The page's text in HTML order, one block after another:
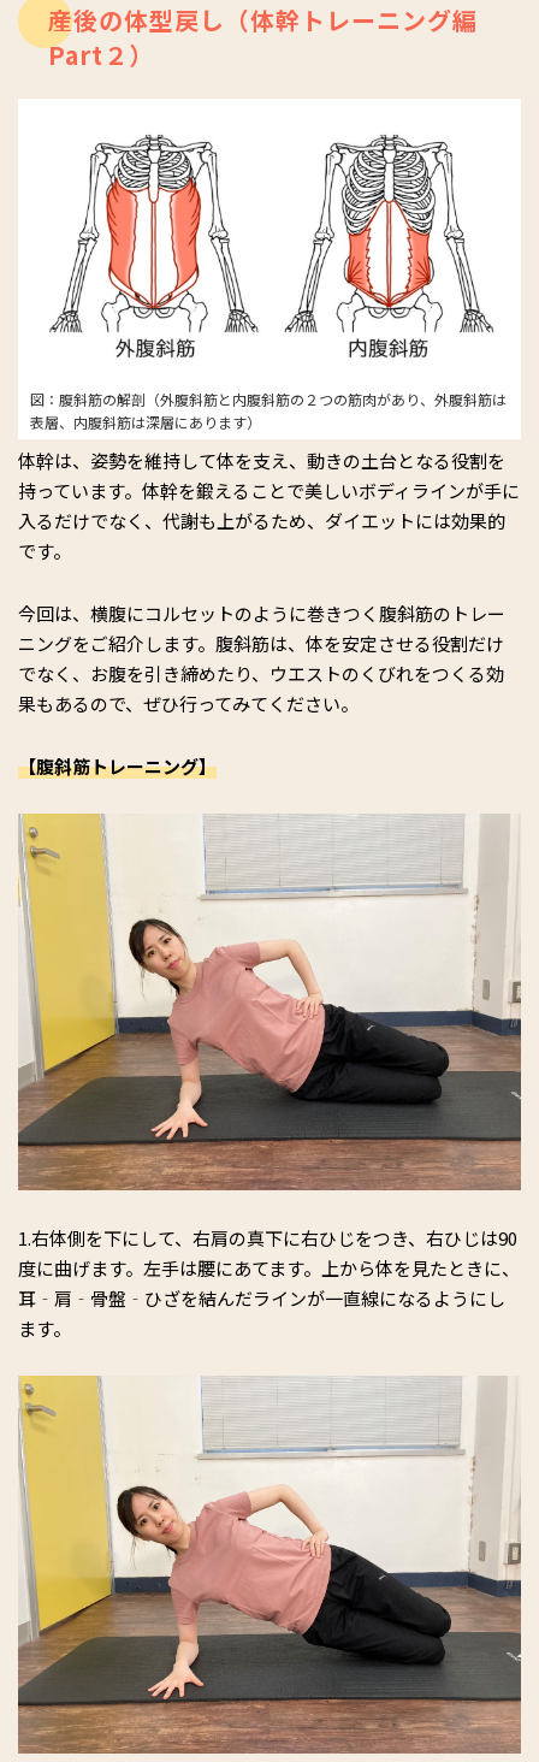
株式会社MEDI-TRAINリンク
Instagram（産前産後onlineチームケアMY Team）
産後の体型戻し（体幹トレーニング編
Part２）
図：腹斜筋の解剖（外腹斜筋と内腹斜筋の２つの筋肉があり、外腹斜筋は
表層、内腹斜筋は深層にあります）
体幹は、姿勢を維持して体を支え、動きの土台となる役割を
持っています。体幹を鍛えることで美しいボディラインが手に
入るだけでなく、代謝も上がるため、ダイエットには効果的
です。
今回は、横腹にコルセットのように巻きつく腹斜筋のトレー
ニングをご紹介します。腹斜筋は、体を安定させる役割だけ
でなく、お腹を引き締めたり、ウエストのくびれをつくる効
果もあるので、ぜひ行ってみてください。
【腹斜筋トレーニング】
1.右体側を下にして、右肩の真下に右ひじをつき、右ひじは90
度に曲げます。左手は腰にあてます。上から体を見たときに、
耳‐肩‐骨盤‐ひざを結んだラインが一直線になるようにし
ます。